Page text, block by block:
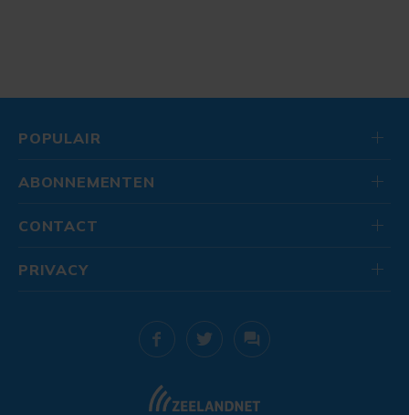
POPULAIR
ABONNEMENTEN
CONTACT
PRIVACY